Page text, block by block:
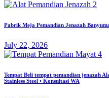
Pabrik Meja Pemandian Jenazah
July 22, 2026
Tempat Beli tempat pemandian jenazah
Stainless Steel • Konsultasi WA